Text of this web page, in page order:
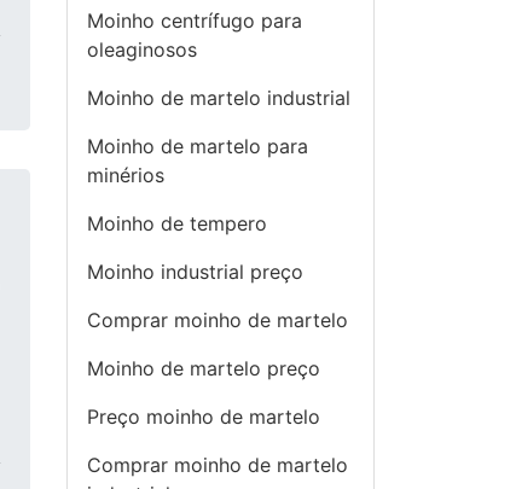
Moinho centrífugo para
oleaginosos
Moinho de martelo industrial
Moinho de martelo para
minérios
Moinho de tempero
Moinho industrial preço
Comprar moinho de martelo
Moinho de martelo preço
Preço moinho de martelo
Comprar moinho de martelo